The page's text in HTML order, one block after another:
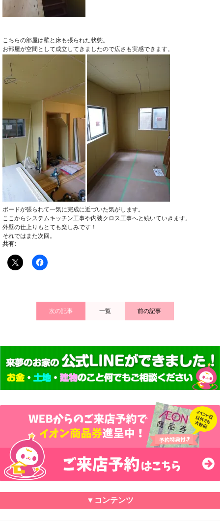
こちらの部屋は壁と床も張られた状態。
お部屋が空間として成立してきましたので広さも実感できます。
ボードが張られて一気に完成に近づいた気がします。
ここからシステムキッチン工事や内装クロス工事へと続いていきます。
外壁の仕上りもとても楽しみです！
それではまた次回。
共有:
次の記事 一覧 前の記事
▼コンテンツ